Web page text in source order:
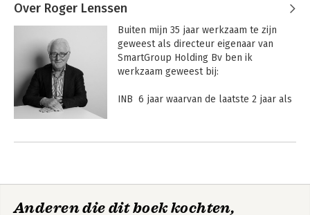
Over Roger Lenssen
Buiten mijn 35 jaar werkzaam te zijn
geweest als directeur eigenaar van
SmartGroup Holding Bv ben ik
werkzaam geweest bij:
INB  6 jaar waarvan de laatste 2 jaar als
Anderen die dit boek kochten,